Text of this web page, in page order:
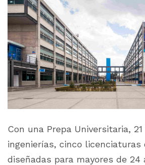
Con una Prepa Universitaria,
ingenierías, cinco licenciaturas
diseñadas para mayores de 24